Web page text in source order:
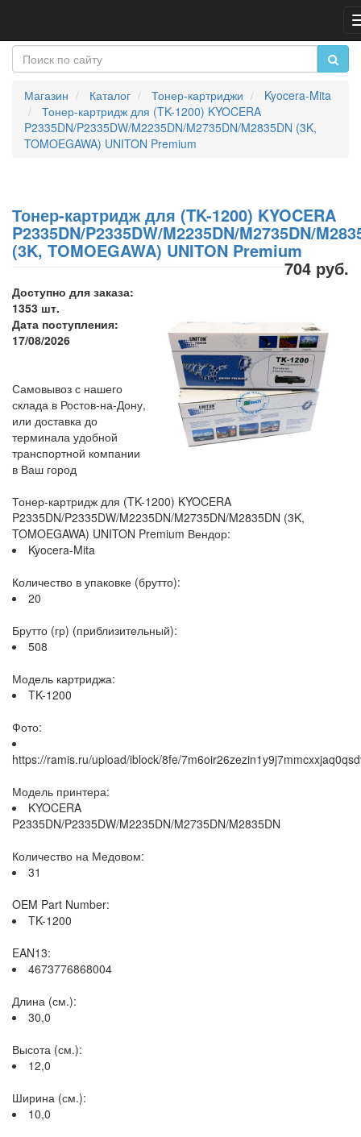
Магазин Каталог Тонер-картриджи
Kyocera-Mita
Тонер-картридж для (TK-1200) KYOCERA
P2335DN/P2335DW/M2235DN/M2735DN/M2835DN (3K,
TOMOEGAWA) UNITON Premium
Тонер-картридж для (TK-1200) KYOCERA
P2335DN/P2335DW/M2235DN/M2735DN/
(3K, TOMOEGAWA) UNITON Premium
704 руб.
Доступно для заказа:
1353 шт.
Дата поступления:
17/08/2026
Самовывоз с нашего
склада в Ростов-на-Дону,
или доставка до
терминала удобной
транспортной компании
в Ваш город
Тонер-картридж для (TK-1200) KYOCERA
P2335DN/P2335DW/M2235DN/M2735DN/M2835DN (3K,
TOMOEGAWA) UNITON Premium Вендор:
Kyocera-Mita
Количество в упаковке (брутто):
20
Брутто (гр) (приблизительный):
508
Модель картриджа:
TK-1200
Фото:
https://ramis.ru/upload/iblock/8fe/
Модель принтера:
KYOCERA
P2335DN/P2335DW/M2235DN/M2735DN/M2835DN
Количество на Медовом:
31
OEM Part Number:
TK-1200
EAN13:
4673776868004
Длина (см.):
30,0
Высота (см.):
12,0
Ширина (см.):
10,0